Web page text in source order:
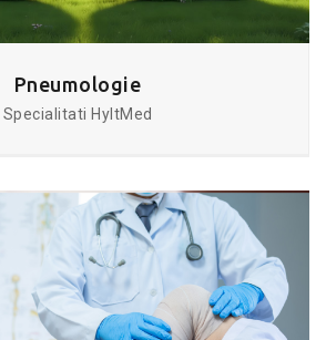
Pneumologie
Specialitati HyltMed